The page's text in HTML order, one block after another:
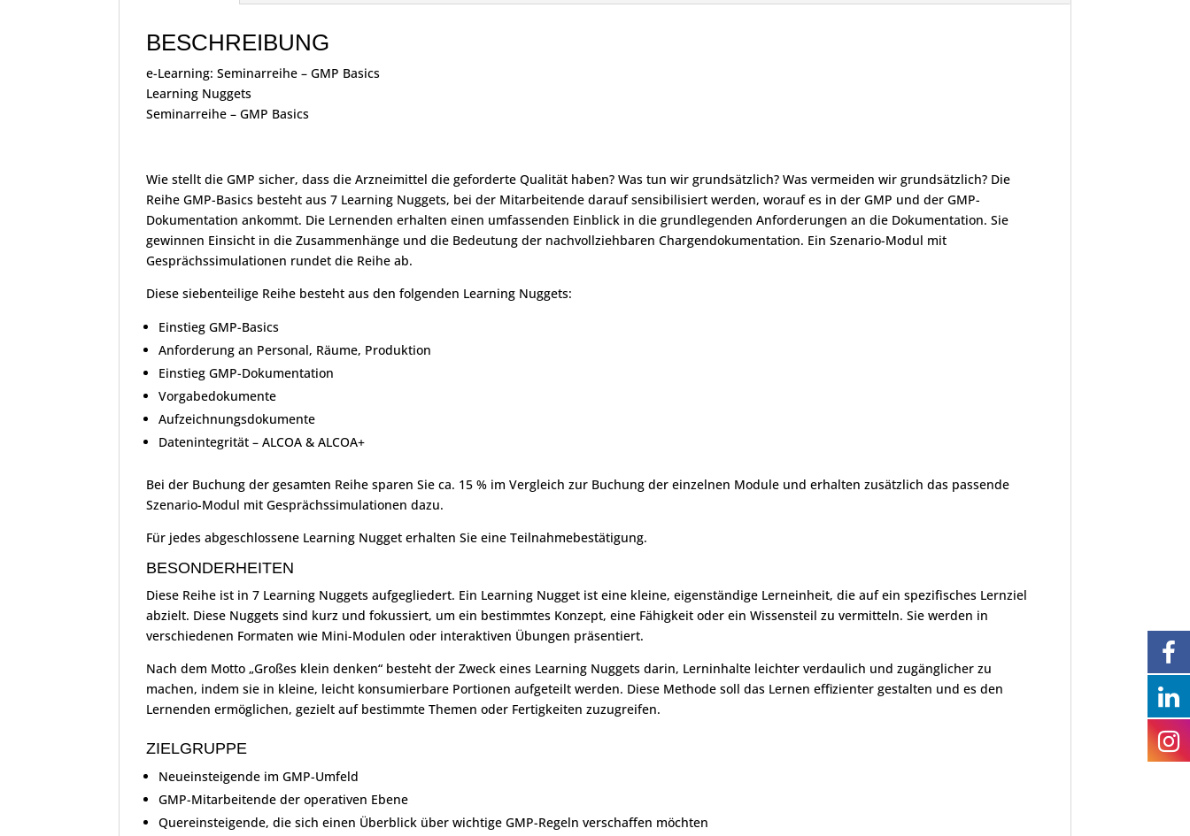
BESCHREIBUNG
e-Learning: Seminarreihe – GMP Basics
Learning Nuggets
Seminarreihe – GMP Basics
Wie stellt die GMP sicher, dass die Arzneimittel die geforderte Qualität haben? Was tun wir grundsätzlich? Was vermeiden wir grundsätzlich? Die
Reihe GMP-Basics besteht aus 7 Learning Nuggets, bei der Mitarbeitende darauf sensibilisiert werden, worauf es in der GMP und der GMP-
Dokumentation ankommt. Die Lernenden erhalten einen umfassenden Einblick in die grundlegenden Anforderungen an die Dokumentation. Sie
gewinnen Einsicht in die Zusammenhänge und die Bedeutung der nachvollziehbaren Chargendokumentation. Ein Szenario-Modul mit
Gesprächssimulationen rundet die Reihe ab.
Diese siebenteilige Reihe besteht aus den folgenden Learning Nuggets:
Einstieg GMP-Basics
Anforderung an Personal, Räume, Produktion
Einstieg GMP-Dokumentation
Vorgabedokumente
Aufzeichnungsdokumente
Datenintegrität – ALCOA & ALCOA+
Bei der Buchung der gesamten Reihe sparen Sie ca. 15 % im Vergleich zur Buchung der einzelnen Module und erhalten zusätzlich das passende
Szenario-Modul mit Gesprächssimulationen dazu.
Für jedes abgeschlossene Learning Nugget erhalten Sie eine Teilnahmebestätigung.
BESONDERHEITEN
Diese Reihe ist in 7 Learning Nuggets aufgegliedert. Ein Learning Nugget ist eine kleine, eigenständige Lerneinheit, die auf ein spezifisches Lernziel
abzielt. Diese Nuggets sind kurz und fokussiert, um ein bestimmtes Konzept, eine Fähigkeit oder ein Wissensteil zu vermitteln. Sie werden in
verschiedenen Formaten wie Mini-Modulen oder interaktiven Übungen präsentiert.
Nach dem Motto „Großes klein denken“ besteht der Zweck eines Learning Nuggets darin, Lerninhalte leichter verdaulich und zugänglicher zu
machen, indem sie in kleine, leicht konsumierbare Portionen aufgeteilt werden. Diese Methode soll das Lernen effizienter gestalten und es den
Lernenden ermöglichen, gezielt auf bestimmte Themen oder Fertigkeiten zuzugreifen.
ZIELGRUPPE
Neueinsteigende im GMP-Umfeld
GMP-Mitarbeitende der operativen Ebene
Quereinsteigende, die sich einen Überblick über wichtige GMP-Regeln verschaffen möchten